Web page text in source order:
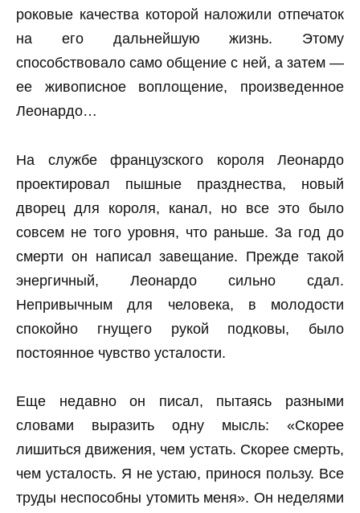
роковые качества которой наложили отпечаток
на его дальнейшую жизнь. Этому
способствовало само общение с ней, а затем —
ее живописное воплощение, произведенное
Леонардо…
На службе французского короля Леонардо
проектировал пышные празднества, новый
дворец для короля, канал, но все это было
совсем не того уровня, что раньше. За год до
смерти он написал завещание. Прежде такой
энергичный, Леонардо сильно сдал.
Непривычным для человека, в молодости
спокойно гнущего рукой подковы, было
постоянное чувство усталости.
Еще недавно он писал, пытаясь разными
словами выразить одну мысль: «Скорее
лишиться движения, чем устать. Скорее смерть,
чем усталость. Я не устаю, принося пользу. Все
труды неспособны утомить меня». Он неделями